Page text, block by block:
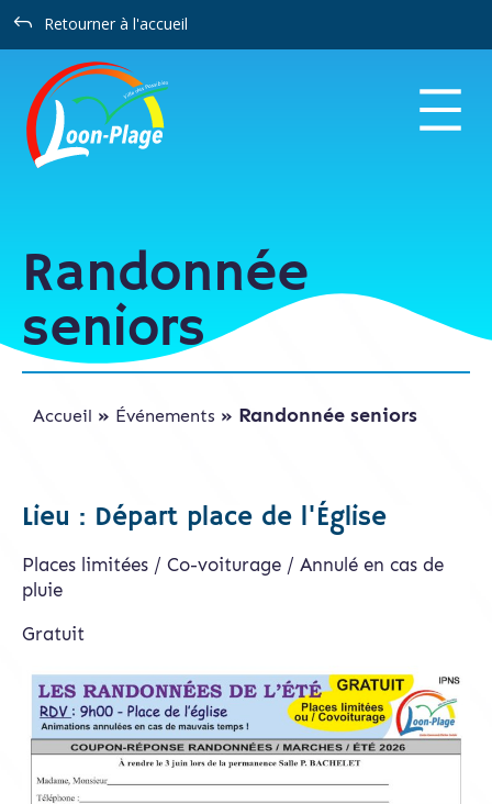
J Retourner à l'accueil
Randonnée
seniors
Accueil » Événements » Randonnée seniors
Lieu : Départ place de l'Église
Places limitées / Co-voiturage / Annulé en cas de
pluie
Gratuit
Panneau de gestion des cookies